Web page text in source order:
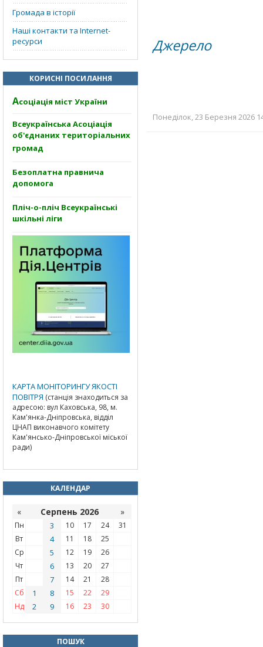
Громада в історії
Наші контакти та Internet-
ресурси
КОРИСНІ ПОСИЛАННЯ
Асоціація міст України
Всеукраїнська Асоціація
об'єднаних територіальних
громад
Безоплатна правнича
допомога
Пліч-о-пліч Всеукраїнські
шкільні ліги
КАРТА МОНІТОРИНГУ ЯКОСТІ
ПОВІТРЯ (станція знаходиться за
адресою: вул Каховська, 98, м.
Кам'янка-Дніпровська, відділ
ЦНАП виконавчого комітету
Кам'янсько-Дніпровської міської
ради)
КАЛЕНДАР
« Серпень 2026 »
Пн 3 10 17 24
31
Вт
4 11 18
25
Ср
5 12 19
26
Чт
6 13 20
27
Пт
7 14 21
28
Сб
1 8 15 22
29
Нд
2 9 16 23 30
ПОШУК
Джерело
Понеділок, 23 Березня 2026